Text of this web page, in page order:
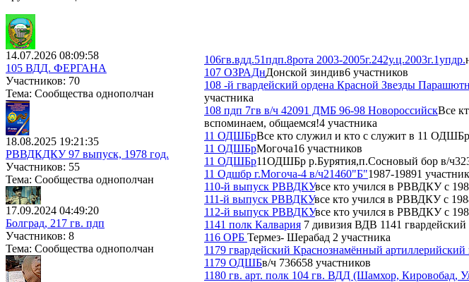
14.07.2026 08:09:58
105 ВДД. ФЕРГАНА
Участников: 70
Тема: Сообщества однополчан
18.08.2025 19:21:35
РВВДКДКУ 97 выпуск, 1978 год.
Участников: 55
Тема: Сообщества однополчан
17.09.2024 04:49:20
Болград, 217 гв. пдп
Участников: 8
Тема: Сообщества однополчан
106гв.вдд.51пдп.8рота 2003-2005г.242у.ц.2003г.1упдр.
107 ОЗРАДнДонской зиндив6 участников
108 -й гвардейский ордена Красной Звезды
участника
108 пдп 7гв в/ч 42091 ДМБ 96-98 НовороссийскВсе
вспоминаем, общаемся!4 участника
11 ОДШБрВсе кто служил и кто с служит в 11
11 ОДШБрМогоча16 участников
11 ОДШБр11ОДШБр р.Бурятия,п.Сосновый бор в/
11 Одшбр г.Могоча-4 в/ч21460"Б"1987-19891 участник
110-й выпуск РВВДКУвсе кто учился в РВВДКУ с
111-й выпуск РВВДКУвсе кто учился в РВВДКУ с
112-й выпуск РВВДКУвсе кто учился в РВВДКУ с
1141 полк Калвария 7 дивизия ВДВ 1141
116 ОРБ Термез- Шерабад 2 участника
1179 гвардейский Краснознамённый артиллерийский
1179 ОДШБв/ч 736658 участников
1180 гв. арт. полк 104 гв. ВДД (Шамхор, Кировобад,